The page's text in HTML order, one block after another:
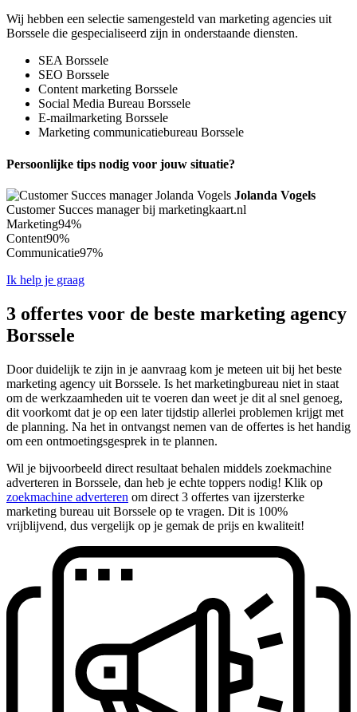
Wij hebben een selectie samengesteld van marketing agencies uit
Borssele die gespecialiseerd zijn in onderstaande diensten.
SEA Borssele
SEO Borssele
Content marketing Borssele
Social Media Bureau Borssele
E-mailmarketing Borssele
Marketing communicatiebureau Borssele
Persoonlijke tips nodig voor jouw situatie?
Jolanda Vogels
Customer Succes manager bij marketingkaart.nl
Marketing94%
Content90%
Communicatie97%
Ik help je graag
3 offertes voor de beste marketing agency
Borssele
Door duidelijk te zijn in je aanvraag kom je meteen uit bij het beste
marketing agency uit Borssele. Is het marketingbureau niet in staat
om de werkzaamheden uit te voeren dan weet je dit al snel genoeg,
dit voorkomt dat je op een later tijdstip allerlei problemen krijgt met
de planning. Na het in ontvangst nemen van de offertes is het handig
om een ontmoetingsgesprek in te plannen.
Wil je bijvoorbeeld direct resultaat behalen middels zoekmachine
adverteren in Borssele, dan heb je echte toppers nodig! Klik op
zoekmachine adverteren om direct 3 offertes van ijzersterke
marketing bureau uit Borssele op te vragen. Dit is 100%
vrijblijvend, dus vergelijk op je gemak de prijs en kwaliteit!